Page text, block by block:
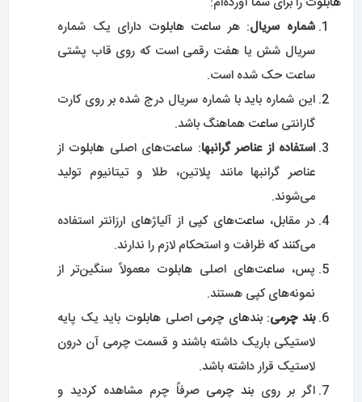
شماره سریال: هر ساعت هابلوت دارای یک شماره
سریال شش یا هفت رقمی است که روی قاب پشتی
ساعت حک شده است.
این شماره باید با شماره سریال درج شده بر روی کارت
گارانتی ساعت هماهنگ باشد.
استفاده از عناصر گرانبها: ساعت‌های اصلی هابلوت از
عناصر گرانبها مانند پلاتین، طلا و تیتانیوم تولید
می‌شوند.
در مقابل، ساعت‌های کپی از آلیاژهای ارزانتر استفاده
می‌کنند که ظرافت و استحکام لازم را ندارند.
پس، ساعت‌های اصلی هابلوت معمولاً سنگین‌تر از
نمونه‌های کپی هستند.
بند چرمی: بندهای چرمی اصلیهابلوت باید یک پایه
لاستیکی باریک داشته باشند و قسمت چرمی آن درون
لاستیک قرار داشته باشد.
اگر بر روی بند چرمی صرفاً چرم مشاهده کردید و